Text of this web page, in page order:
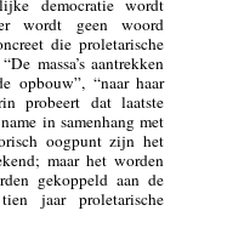
democratie wordt
wordt geen woord
die proletarische
massa’s aantrekken
opbouw”, “naar haar
probeert dat laatste
in samenhang met
oogpunt zijn het
maar het worden
gekoppeld aan de
jaar proletarische